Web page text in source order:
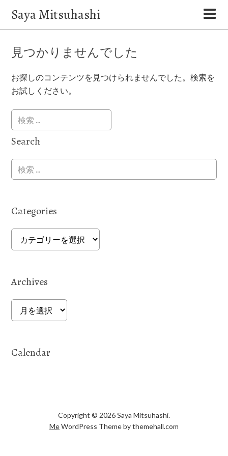
Saya Mitsuhashi
見つかりませんでした
お探しのコンテンツを見つけられませんでした。検索を
お試しください。
Search
Categories
Categories
Archives
Archives
Calendar
Copyright © 2026 Saya Mitsuhashi.
MeWordPress Theme by themehall.com